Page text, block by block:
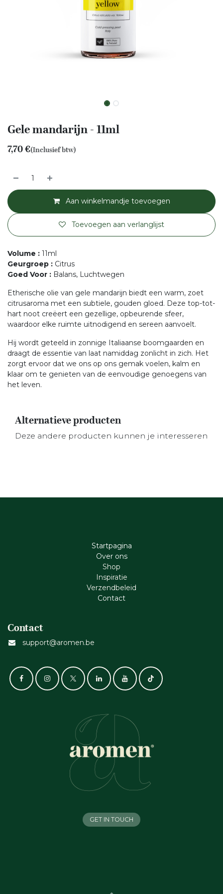
Gele mandarijn - 11ml
7,70€(Inclusief btw)
Aan winkelmandje toevoegen
Toevoegen aan verlanglijst
Volume : 11ml
Geurgroep : Citrus
Goed Voor : Balans, Luchtwegen
Etherische olie van gele mandarijn biedt een warm, zoet
citrusaroma met een subtiele, gouden gloed. Deze top-tot-
hart noot creëert een gezellige, opbeurende sfeer,
waardoor elke ruimte uitnodigend en sereen aanvoelt.
Hij wordt geteeld in zonnige Italiaanse boomgaarden en
draagt de essentie van laat namiddag zonlicht in zich. Het
zorgt ervoor dat we ons op ons gemak voelen, kalm en
klaar om te genieten van de eenvoudige genoegens van
het leven.
Alternatieve producten
Deze andere producten kunnen je interesseren
Startpagina
Ove​r​ ons
Shop
Inspiratie
Verzendbeleid
Cont​act
Contact
support@aromen.be
GET IN TOUCH